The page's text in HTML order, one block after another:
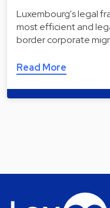
Luxembourg's legal
most efficient and
border corporate
Read More